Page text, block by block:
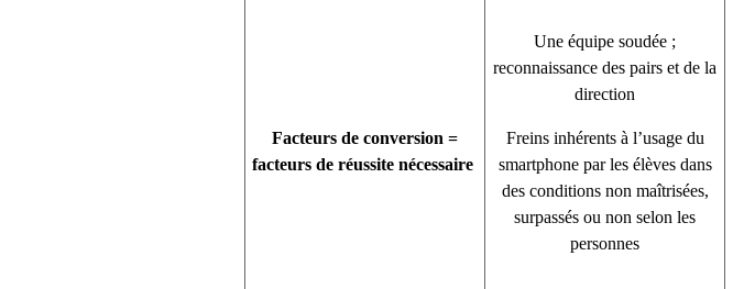
Facteurs de conversion =
facteurs de réussite nécessaire
Une équipe soudée ;
reconnaissance des pairs et de la
direction
Freins inhérents à l’usage du
smartphone par les élèves dans
des conditions non maîtrisées,
surpassés ou non selon les
personnes